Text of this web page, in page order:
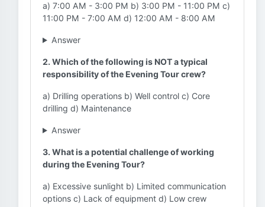
a) 7:00 AM - 3:00 PM b) 3:00 PM - 11:00 PM c)
11:00 PM - 7:00 AM d) 12:00 AM - 8:00 AM
Answer
2. Which of the following is NOT a typical
responsibility of the Evening Tour crew?
a) Drilling operations b) Well control c) Core
drilling d) Maintenance
Answer
3. What is a potential challenge of working
during the Evening Tour?
a) Excessive sunlight b) Limited communication
options c) Lack of equipment d) Low crew